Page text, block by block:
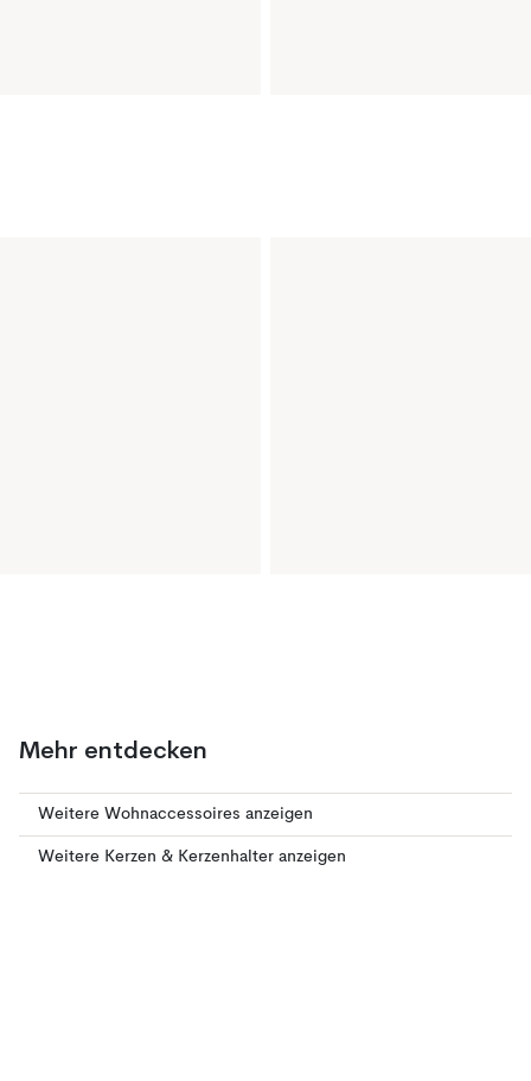
Mehr entdecken
Weitere Wohnaccessoires anzeigen
Weitere Kerzen & Kerzenhalter anzeigen